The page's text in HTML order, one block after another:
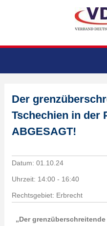
Der
Tschechien in der
ABGESAGT!
Datum: 01.10.24
Uhrzeit: 14:00 - 16:40
Rechtsgebiet: Erbrecht
„Der